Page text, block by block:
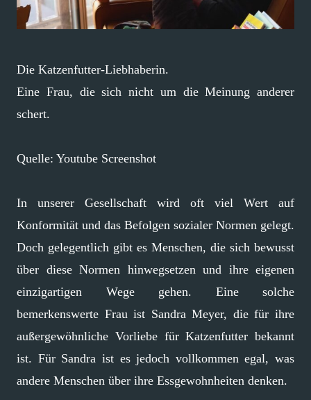
Die Katzenfutter-Liebhaberin.
Eine Frau, die sich nicht um die Meinung anderer
schert.
Quelle: Youtube Screenshot
In unserer Gesellschaft wird oft viel Wert auf
Konformität und das Befolgen sozialer Normen gelegt.
Doch gelegentlich gibt es Menschen, die sich bewusst
über diese Normen hinwegsetzen und ihre eigenen
einzigartigen Wege gehen. Eine solche
bemerkenswerte Frau ist Sandra Meyer, die für ihre
außergewöhnliche Vorliebe für Katzenfutter bekannt
ist. Für Sandra ist es jedoch vollkommen egal, was
andere Menschen über ihre Essgewohnheiten denken.